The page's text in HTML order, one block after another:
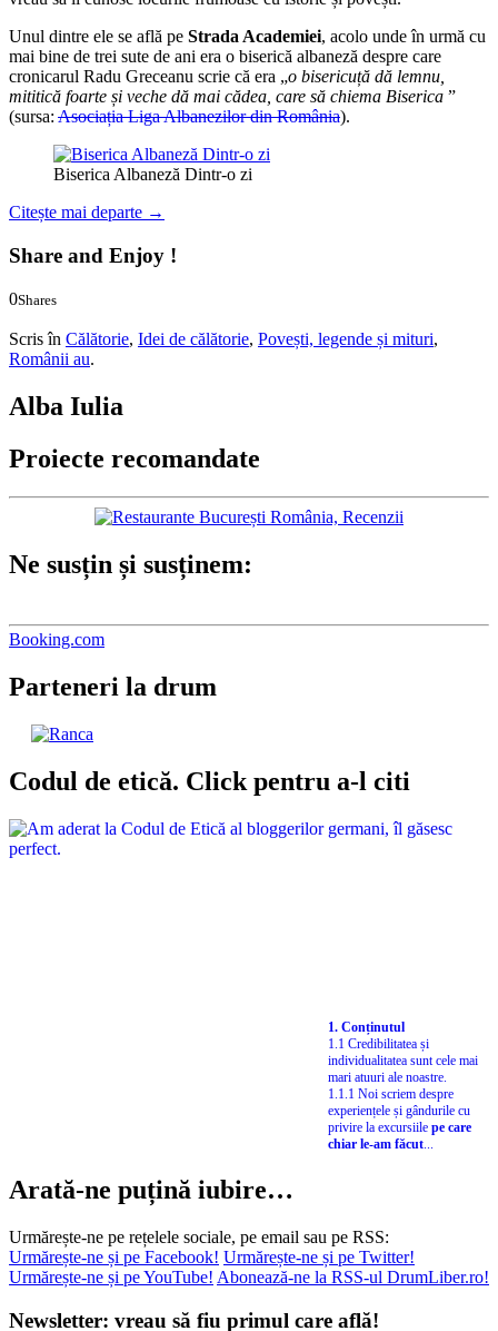
Unul dintre ele se află pe Strada Academiei, acolo unde în urmă cu
mai bine de trei sute de ani era o biserică albaneză despre care
cronicarul Radu Greceanu scrie că era „o bisericuță dă lemnu,
mititică foarte și veche dă mai cădea, care să chiema Biserica ”
(sursa: Asociația Liga Albanezilor din România).
Biserica Albaneză Dintr-o zi
Citește mai departe →
Share and Enjoy !
0Shares
Scris în Călătorie, Idei de călătorie, Povești, legende și mituri,
Românii au.
Alba Iulia
Proiecte recomandate
Ne susțin și susținem:
Booking.com
Parteneri la drum
Codul de etică. Click pentru a-l citi
1. Conținutul
1.1 Credibilitatea și
individualitatea sunt cele mai
mari atuuri ale noastre.
1.1.1 Noi scriem despre
experiențele și gândurile cu
privire la excursiile pe care
chiar le-am făcut...
Arată-ne puțină iubire…
Urmărește-ne pe rețelele sociale, pe email sau pe RSS:
Urmărește-ne și pe Facebook! Urmărește-ne și pe Twitter!
Urmărește-ne și pe YouTube! Abonează-ne la RSS-ul DrumLiber.ro!
Newsletter: vreau să fiu primul care află!